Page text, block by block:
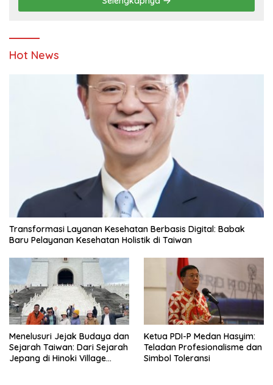
Hot News
Transformasi Layanan Kesehatan Berbasis Digital: Babak
Baru Pelayanan Kesehatan Holistik di Taiwan
Menelusuri Jejak Budaya dan
Sejarah Taiwan: Dari Sejarah
Jepang di Hinoki Village
Ketua PDI-P Medan Hasyim:
Teladan Profesionalisme dan
Simbol Toleransi